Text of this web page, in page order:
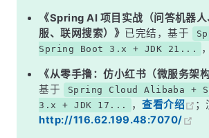
二、配置方式
三、CachingExecutor——二级缓存的
五、生产环境选择建议
六、常见误区
《Spring AI 项目实战（问答机器
服、联网搜索）》 已完结，基于
Spring Boot 3.x + JDK 21...
，
《从零手撸：仿小红书（微服务架构
基于
Spring Cloud Alibaba +
3.x + JDK 17...
，查看介绍
；
http://116.62.199.48:7070/